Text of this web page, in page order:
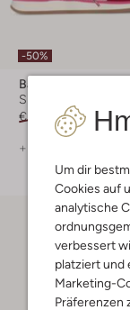
Um dir
Cookies auf
analytische
verbessert
platziert und
Marketing-
Präferenzen
-50%
Back70
Sneaker Low
€ 139,99 € 69,99
+ mehr farben